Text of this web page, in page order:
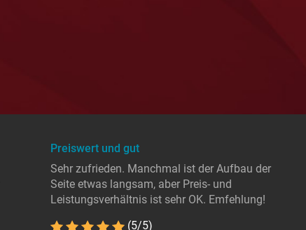
Preiswert und gut
Sehr zufrieden. Manchmal ist der Aufbau der
Seite etwas langsam, aber Preis- und
Leistungsverhältnis ist sehr OK. Emfehlung!
(5/5)